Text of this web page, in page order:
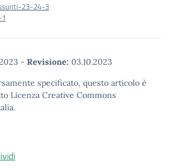
23-24-3
- Revisione: 03.10.2023
specificato, questo articolo è
Licenza Creative Commons